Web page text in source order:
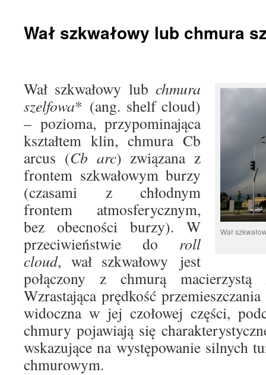
Wał szkwałowy lub chmura
Wał
Wał szkwałowy lub chmura
szelfowa* (ang. shelf cloud)
– pozioma, przypominająca
kształtem klin, chmura Cb
arcus (Cb arc) związana z
frontem szkwałowym burzy
(czasami z chłodnym
frontem atmosferycznym,
bez obecności burzy). W
przeciwieństwie do roll
cloud, wał szkwałowy jest
połączony z chmurą macierzystą
Wzrastająca prędkość
widoczna w jej czołowej części,
chmury pojawiają się
wskazujące na występowanie silnych
chmurowym.